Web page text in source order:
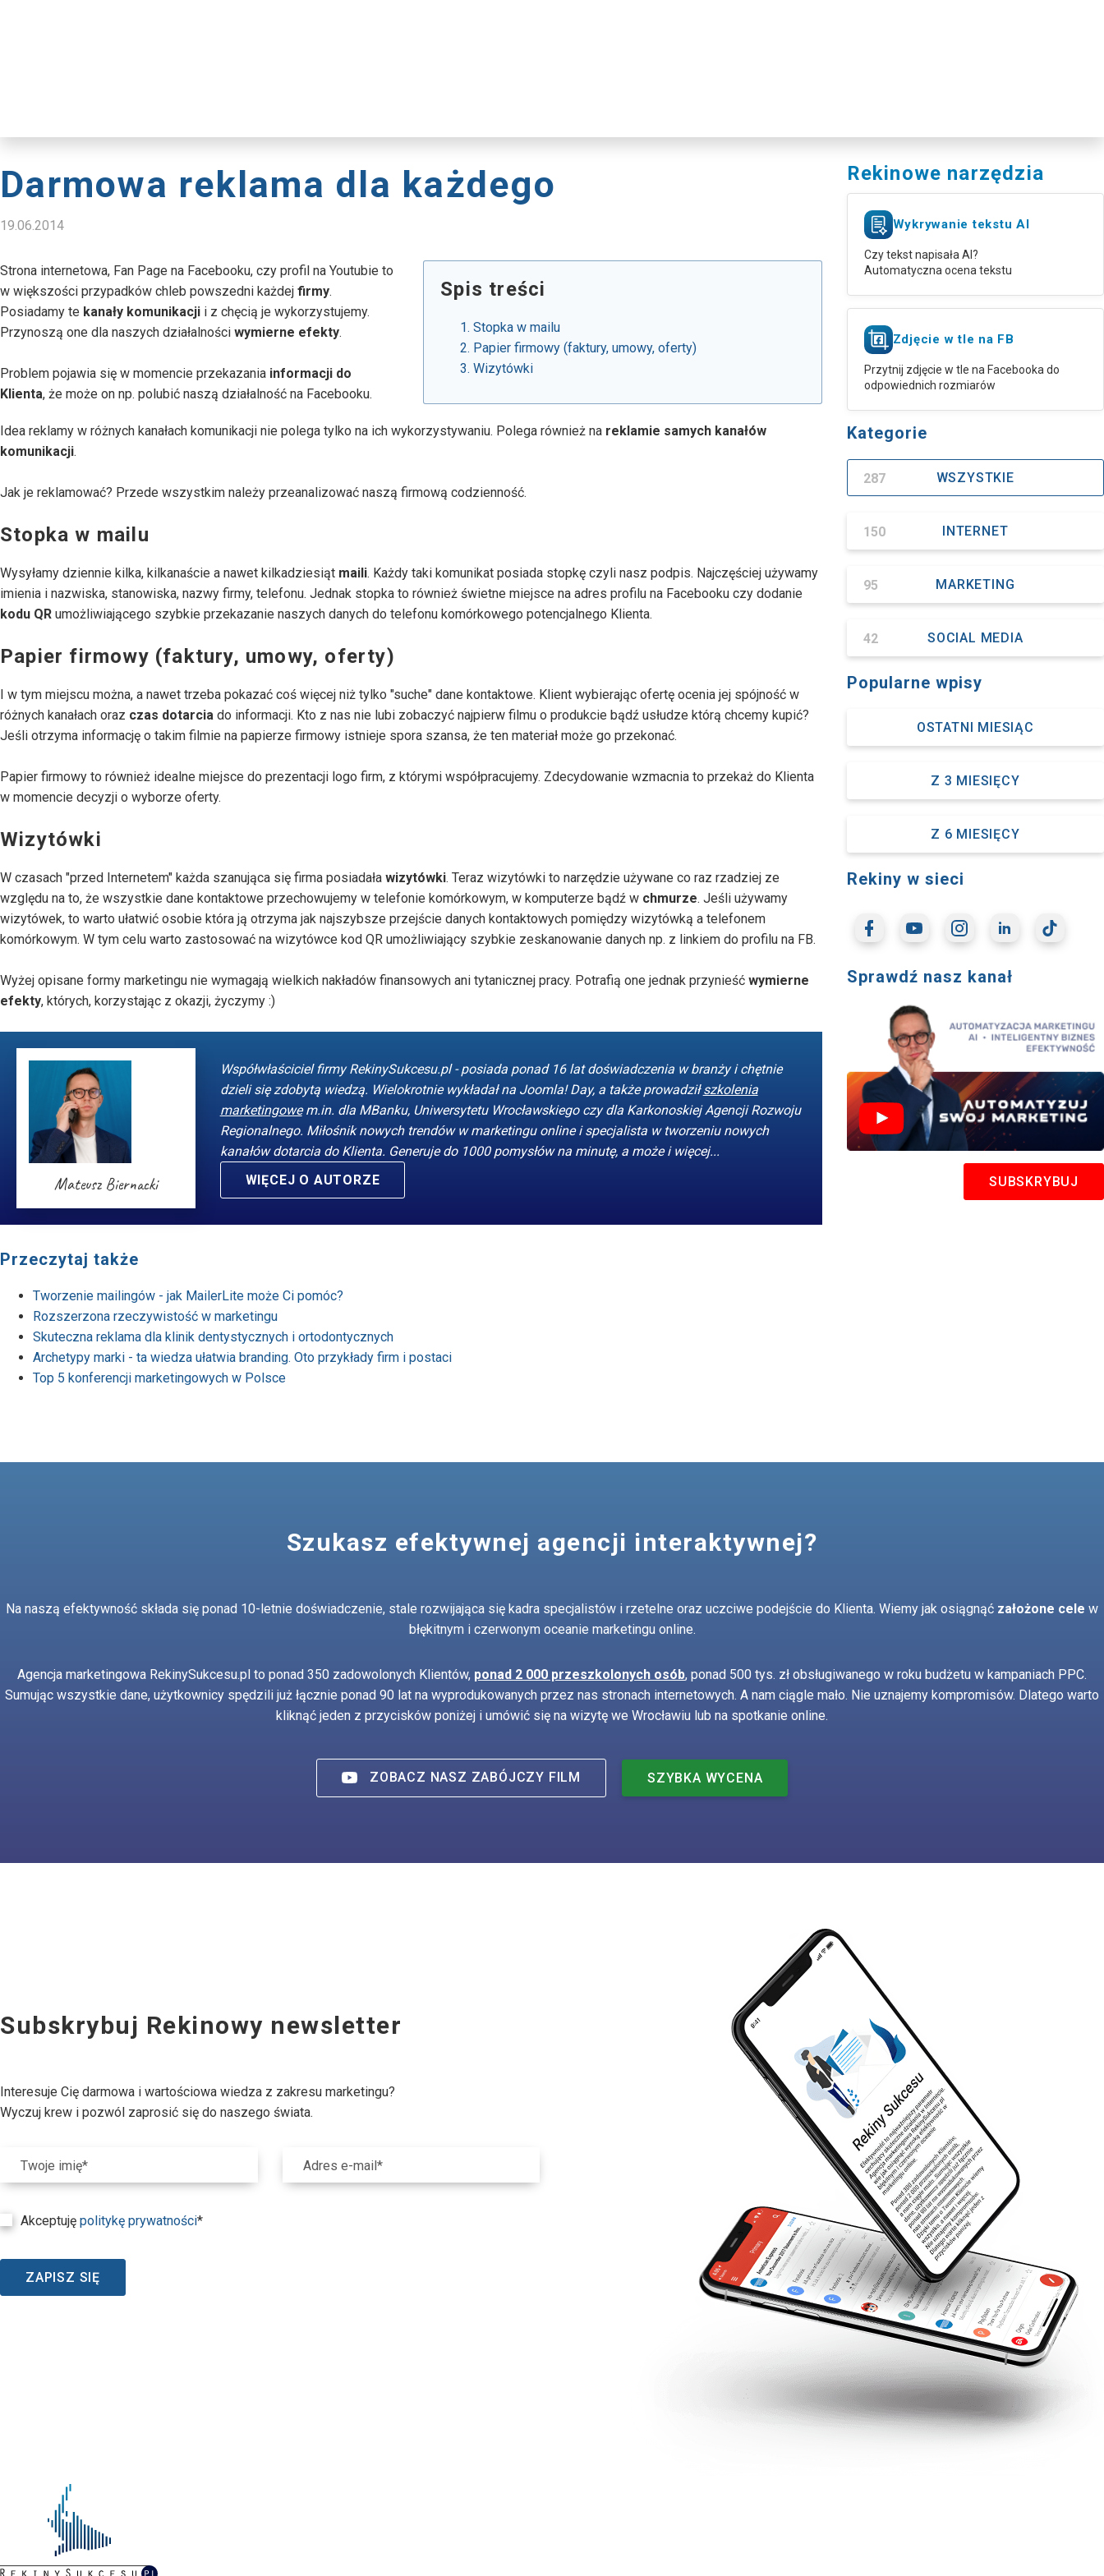
Darmowa reklama dla każdego
19.06.2014
Strona internetowa, Fan Page na Facebooku, czy profil na Youtubie to
w większości przypadków chleb powszedni każdej firmy.
Posiadamy te kanały komunikacji i z chęcią je wykorzystujemy.
Przynoszą one dla naszych działalności wymierne efekty.
Problem pojawia się w momencie przekazania informacji do
Klienta, że może on np. polubić naszą działalność na Facebooku.
Spis treści
Stopka w mailu
Papier firmowy (faktury, umowy, oferty)
Wizytówki
Idea reklamy w różnych kanałach komunikacji nie polega tylko na ich wykorzystywaniu. Polega również na reklamie samych kanałów
komunikacji.
Jak je reklamować? Przede wszystkim należy przeanalizować naszą firmową codzienność.
Stopka w mailu
Wysyłamy dziennie kilka, kilkanaście a nawet kilkadziesiąt maili. Każdy taki komunikat posiada stopkę czyli nasz podpis. Najczęściej używamy
imienia i nazwiska, stanowiska, nazwy firmy, telefonu. Jednak stopka to również świetne miejsce na adres profilu na Facebooku czy dodanie
kodu QR umożliwiającego szybkie przekazanie naszych danych do telefonu komórkowego potencjalnego Klienta.
Papier firmowy (faktury, umowy, oferty)
I w tym miejscu można, a nawet trzeba pokazać coś więcej niż tylko "suche" dane kontaktowe. Klient wybierając ofertę ocenia jej spójność w
różnych kanałach oraz czas dotarcia do informacji. Kto z nas nie lubi zobaczyć najpierw filmu o produkcie bądź usłudze którą chcemy kupić?
Jeśli otrzyma informację o takim filmie na papierze firmowy istnieje spora szansa, że ten materiał może go przekonać.
Papier firmowy to również idealne miejsce do prezentacji logo firm, z którymi współpracujemy. Zdecydowanie wzmacnia to przekaż do Klienta
w momencie decyzji o wyborze oferty.
Wizytówki
W czasach "przed Internetem" każda szanująca się firma posiadała wizytówki. Teraz wizytówki to narzędzie używane co raz rzadziej ze
względu na to, że wszystkie dane kontaktowe przechowujemy w telefonie komórkowym, w komputerze bądź w chmurze. Jeśli używamy
wizytówek, to warto ułatwić osobie która ją otrzyma jak najszybsze przejście danych kontaktowych pomiędzy wizytówką a telefonem
komórkowym. W tym celu warto zastosować na wizytówce kod QR umożliwiający szybkie zeskanowanie danych np. z linkiem do profilu na FB.
Wyżej opisane formy marketingu nie wymagają wielkich nakładów finansowych ani tytanicznej pracy. Potrafią one jednak przynieść wymierne
efekty, których, korzystając z okazji, życzymy :)
Mateusz Biernacki
Współwłaściciel firmy RekinySukcesu.pl - posiada ponad 16 lat doświadczenia w branży i chętnie
dzieli się zdobytą wiedzą. Wielokrotnie wykładał na Joomla! Day, a także prowadziłszkolenia
marketingowem.in. dla MBanku, Uniwersytetu Wrocławskiego czy dla Karkonoskiej Agencji Rozwoju
Regionalnego. Miłośnik nowych trendów w marketingu online i specjalista w tworzeniu nowych
kanałów dotarcia do Klienta. Generuje do 1000 pomysłów na minutę, a może i więcej...
WIĘCEJ O AUTORZE
Przeczytaj także
Tworzenie mailingów - jak MailerLite może Ci pomóc?
Rozszerzona rzeczywistość w marketingu
Skuteczna reklama dla klinik dentystycznych i ortodontycznych
Archetypy marki - ta wiedza ułatwia branding. Oto przykłady firm i postaci
Top 5 konferencji marketingowych w Polsce
Rekinowe narzędzia
Wykrywanie tekstu AI
Czy tekst napisała AI?
Automatyczna ocena tekstu
Zdjęcie w tle na FB
Przytnij zdjęcie w tle na Facebooka do
odpowiednich rozmiarów
Kategorie
WSZYSTKIE
287
INTERNET
150
MARKETING
95
SOCIAL MEDIA
42
Popularne wpisy
OSTATNI MIESIĄC
Z 3 MIESIĘCY
Z 6 MIESIĘCY
Rekiny w sieci
Sprawdź nasz kanał
SUBSKRYBUJ
Szukasz efektywnej agencji interaktywnej?
Na naszą efektywność składa się ponad 10-letnie doświadczenie, stale rozwijająca się kadra specjalistów i rzetelne oraz uczciwe podejście do Klienta. Wiemy jak osiągnąć założone cele w
błękitnym i czerwonym oceanie marketingu online.
Agencja marketingowa RekinySukcesu.pl to ponad 350 zadowolonych Klientów, ponad 2 000 przeszkolonych osób, ponad 500 tys. zł obsługiwanego w roku budżetu w kampaniach PPC.
Sumując wszystkie dane, użytkownicy spędzili już łącznie ponad 90 lat na wyprodukowanych przez nas stronach internetowych. A nam ciągle mało. Nie uznajemy kompromisów. Dlatego warto
kliknąć jeden z przycisków poniżej i umówić się na wizytę we Wrocławiu lub na spotkanie online.
ZOBACZ NASZ ZABÓJCZY FILM SZYBKA WYCENA
Subskrybuj Rekinowy newsletter
Interesuje Cię darmowa i wartościowa wiedza z zakresu marketingu?
Wyczuj krew i pozwól zaprosić się do naszego świata.
Twoje imię* Adres e-mail*
Akceptuję politykę prywatności*
ZAPISZ SIĘ